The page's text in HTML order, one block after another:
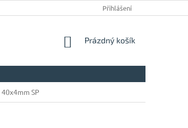
Přihlášení
NÁKUPNÍ
Prázdný košík
SP